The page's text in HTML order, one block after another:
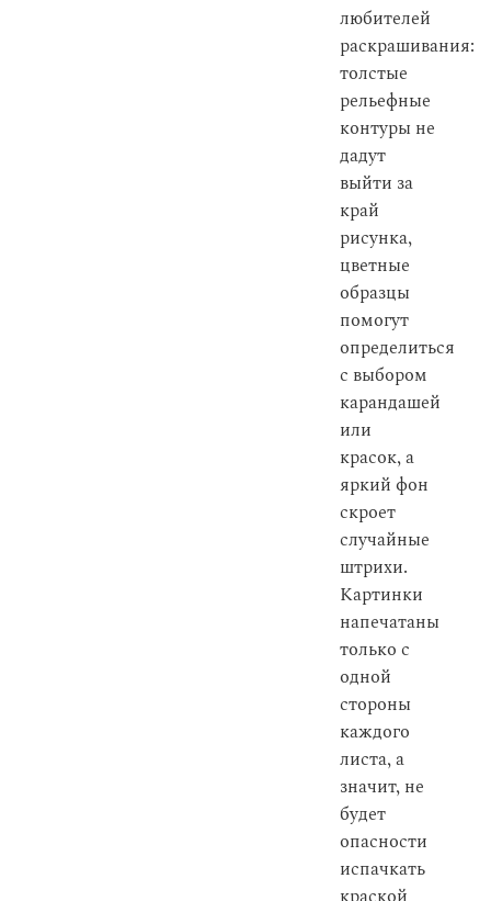
любителей
раскрашивания:
толстые
рельефные
контуры не
дадут
выйти за
край
рисунка,
цветные
образцы
помогут
определиться
с выбором
карандашей
или
красок, а
яркий фон
скроет
случайные
штрихи.
Картинки
напечатаны
только с
одной
стороны
каждого
листа, а
значит, не
будет
опасности
испачкать